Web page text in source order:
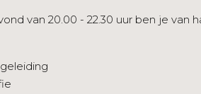
van 20.00 - 22.30 uur ben je van